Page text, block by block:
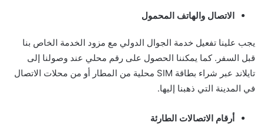
الاتصال والهاتف المحمول
يجب علينا تفعيل خدمة الجوال الدولي مع مزود الخدمة الخاص بنا
قبل السفر. كما يمكننا الحصول على رقم محلي عند وصولنا إلى
تايلاند عبر شراء بطاقة SIM محلية من المطار أو من محلات الاتصال
في المدينة التي ذهبنا إليها.
أرقام الاتصالات الطارئة